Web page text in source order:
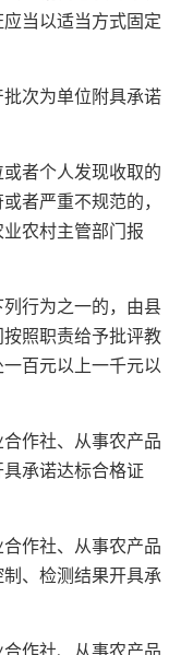
当以适当方式固定
次为单位附具承诺
者个人发现收取的
者严重不规范的，
农村主管部门报
行为之一的，由县
照职责给予批评教
百元以上一千元以
合作社、从事农产品
承诺达标合格证
合作社、从事农产品
、检测结果开具承